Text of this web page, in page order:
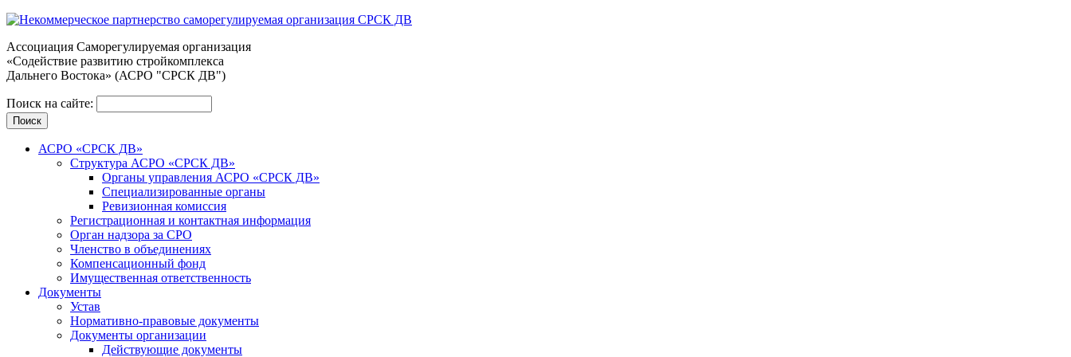
Ассоциация Cаморегулируемая организация
«Содействие развитию стройкомплекса
Дальнего Востока» (АСРО "СРСК ДВ")
Поиск на сайте:
АСРО «СРСК ДВ»
Структура АСРО «СРСК ДВ»
Органы управления АСРО «СРСК ДВ»
Специализированные органы
Ревизионная комиссия
Регистрационная и контактная информация
Орган надзора за СРО
Членство в объединениях
Компенсационный фонд
Имущественная ответственность
Документы
Устав
Нормативно-правовые документы
Документы организации
Действующие документы